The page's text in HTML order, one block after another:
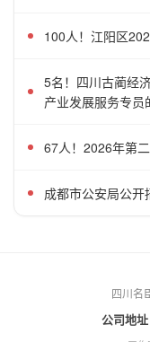
100人！江阳区
5名！四川古蔺经
产业发展服务专员
67人！2026年第
成都市公安局公
四川名
公司地